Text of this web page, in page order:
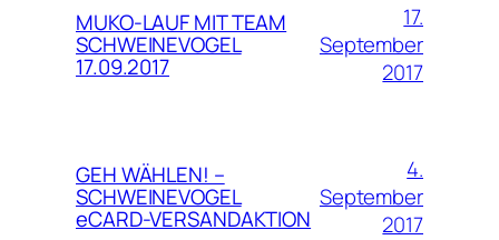
MUKO-LAUF MIT TEAM
SCHWEINEVOGEL
17.09.2017
17.
September
2017
GEH WÄHLEN! –
SCHWEINEVOGEL
eCARD-VERSANDAKTION
4.
September
2017